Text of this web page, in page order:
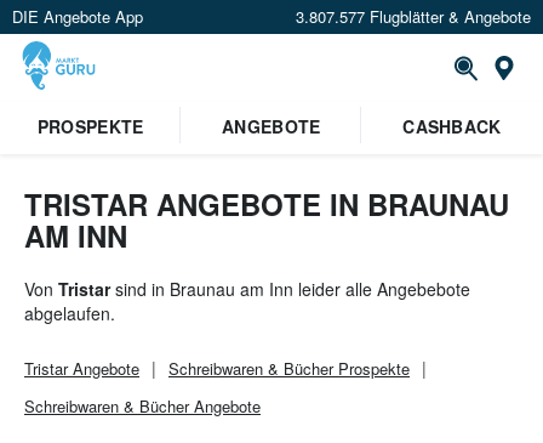
DIE Angebote App 3.807.577 Flugblätter & Angebote
PROSPEKTE ANGEBOTE CASHBACK
TRISTAR ANGEBOTE IN BRAUNAU
AM INN
Von Tristarsind in Braunau am Inn leider alle Angebebote
abgelaufen.
TristarAngebote Schreibwaren & BücherProspekte
Schreibwaren & BücherAngebote